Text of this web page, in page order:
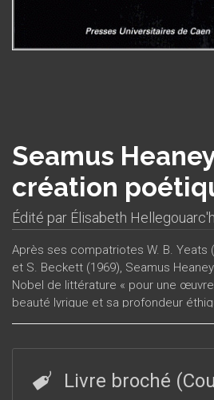
Seamus
création
Édité par Élisabeth Hellegouarc'h
Après ses compatriotes W. B. Yeats
et S. Beckett (1969), Seamus
Nobel de littérature « pour une
beauté lyrique et sa profondeur
miracles du quotidien et le passé
seulement poésie, mais aussi «
tentative pour définir le personnage
Livre broché